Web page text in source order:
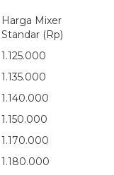
Harga Mixer
Standar (Rp)
1.125.000
1.135.000
1.140.000
1.150.000
1.170.000
1.180.000